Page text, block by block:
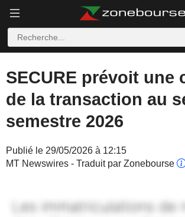
SECURE prévoit une
de la transaction au
semestre 2026
Publié le 29/05/2026 à 12:15
MT Newswires - Traduit par Zonebourse